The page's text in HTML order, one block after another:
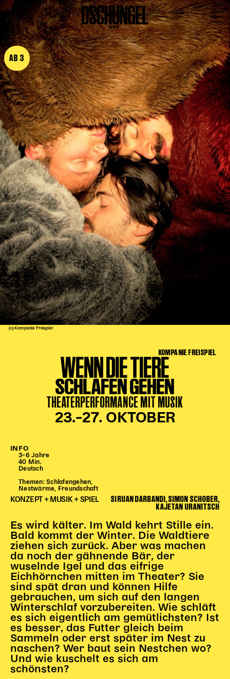
BARRIEREFREI
PROGRAMM
Spielplan
Vorstellungen
Festivals
Wild & Schön Festival
Gastspiele
Extras
Available for Touring
Archiv
MITSPIELEN
Macht Wahn Sinn
Kinder Kunst
Workshops
Abenteuernacht
Kinder-Redaktion
Junge Kunst
Next Generation
Dramaturgie + Stadt
Theaterwerkstätten
PÄDAGOGIK
Rund um den Vorstellungsbesuch
Begleitmaterial
TheaterPaket
Partnerklasse + Partnerschule
Probenklasse
Theaterklasse
Vorstellungen für pädagogische Institutionen
Angebote für Pädagog*innen
PädagogikClub
Sommerfest
Open House
Newsletter für pädagogische Institutionen
DIGITALE BÜHNE
(c) Kompanie Freispiel
KOMPANIE FREISPIEL
WENN DIE TIERE
SCHLAFEN GEHEN
THEATERPERFORMANCE MIT MUSIK
23.–27. OKTOBER
AB 3
INFO
3–6 Jahre
40 Min.
Deutsch
Themen: Schlafengehen,
Nestwärme, Freundschaft
KONZEPT + MUSIK + SPIEL SIRUAN DARBANDI, SIMON SCHOBER,
KAJETAN URANITSCH
Es wird kälter. Im Wald kehrt Stille ein.
Bald kommt der Winter. Die Waldtiere
ziehen sich zurück. Aber was machen
da noch der gähnende Bär, der
wuselnde Igel und das eifrige
Eichhörnchen mitten im Theater? Sie
sind spät dran und können Hilfe
gebrauchen, um sich auf den langen
Winterschlaf vorzubereiten. Wie schläft
es sich eigentlich am gemütlichsten? Ist
es besser, das Futter gleich beim
Sammeln oder erst später im Nest zu
naschen? Wer baut sein Nestchen wo?
Und wie kuschelt es sich am
schönsten?